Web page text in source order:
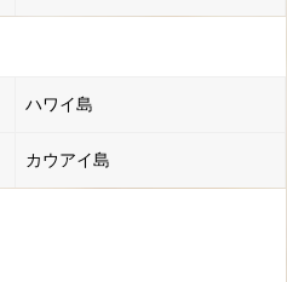
ハワイ島
カウアイ島